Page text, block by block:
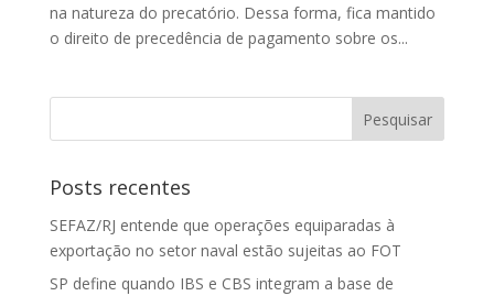
na natureza do precatório. Dessa forma, fica mantido
o direito de precedência de pagamento sobre os...
Posts recentes
SEFAZ/RJ entende que operações equiparadas à
exportação no setor naval estão sujeitas ao FOT
SP define quando IBS e CBS integram a base de